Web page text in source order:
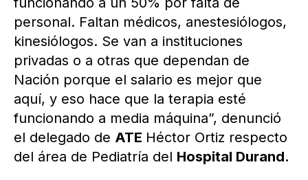
personal. Faltan médicos, anestesiólogos,
kinesiólogos. Se van a instituciones
privadas o a otras que dependan de
Nación porque el salario es mejor que
aquí, y eso hace que la terapia esté
funcionando a media máquina”, denunció
el delegado de ATE Héctor Ortiz respecto
del área de Pediatría del Hospital Durand.